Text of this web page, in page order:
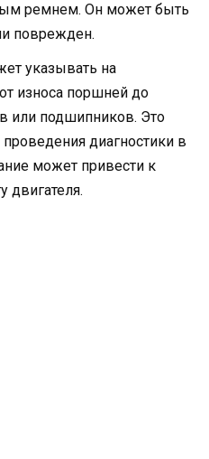
ремнем. Он может быть
поврежден.
указывать на
износа поршней до
или подшипников. Это
диагностики в
может привести к
двигателя.